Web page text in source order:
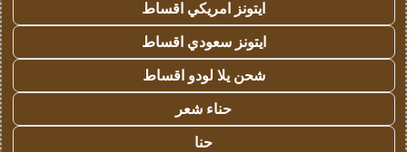
ايتونز امريكي اقساط
ايتونز سعودي اقساط
شحن يلا لودو اقساط
حناء شعر
حنا